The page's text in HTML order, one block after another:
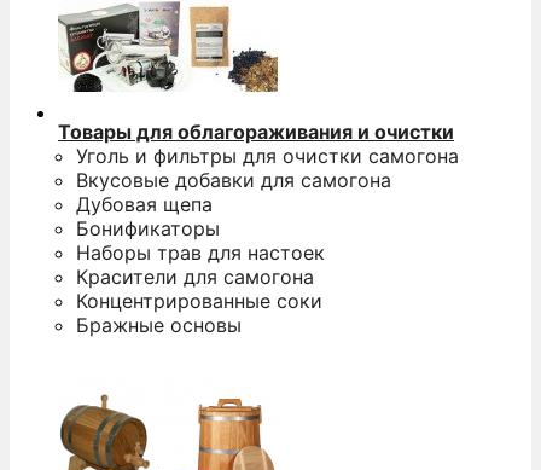
Товары для облагораживания и очистки
Уголь и фильтры для очистки самогона
Вкусовые добавки для самогона
Дубовая щепа
Бонификаторы
Наборы трав для настоек
Красители для самогона
Концентрированные соки
Бражные основы